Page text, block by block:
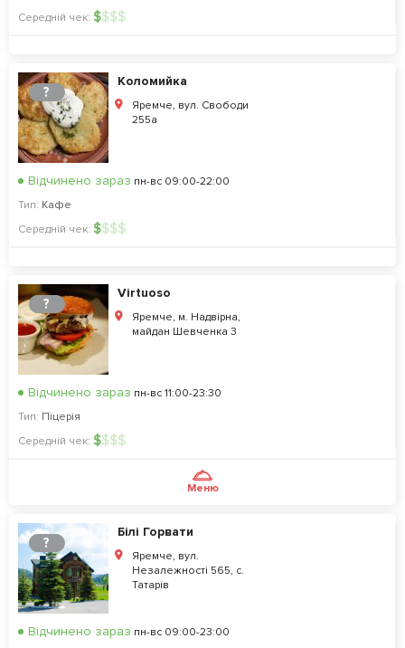
Середній чек: $$$$
?
Коломийка
Яремче, вул. Свободи
255а
Відчинено зараз пн-вс 09:00-22:00
Тип: Кафе
Середній чек: $$$$
?
Virtuoso
Яремче, м. Надвірна,
майдан Шевченка 3
Відчинено зараз пн-вс 11:00-23:30
Тип: Піцерія
Середній чек: $$$$
Меню
?
Білі Горвати
Яремче, вул.
Незалежності 565, с.
Татарів
Відчинено зараз пн-вс 09:00-23:00